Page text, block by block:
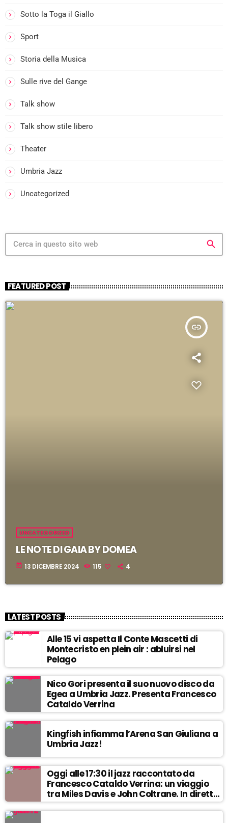
Sotto la Toga il Giallo
Sport
Storia della Musica
Sulle rive del Gange
Talk show
Talk show stile libero
Theater
Umbria Jazz
Uncategorized
search
FEATURED POST
insert_link
UNCATEGORIZED
LE NOTE DI GAIA BY DOMEA
today 13 DICEMBRE 2024 115 4
LATEST POSTS
Alle 15 vi aspetta Il Conte Mascetti di
Montecristo en plein air : abluirsi nel
Pelago
Nico Gori presenta il suo nuovo disco da
Egea a Umbria Jazz. Presenta Francesco
Cataldo Verrina
Kingfish infiamma l’Arena San Giuliana a
Umbria Jazz!
Oggi alle 17:30 il jazz raccontato da
Francesco Cataldo Verrina: un viaggio
tra Miles Davis e John Coltrane. In diretta
da Egea.